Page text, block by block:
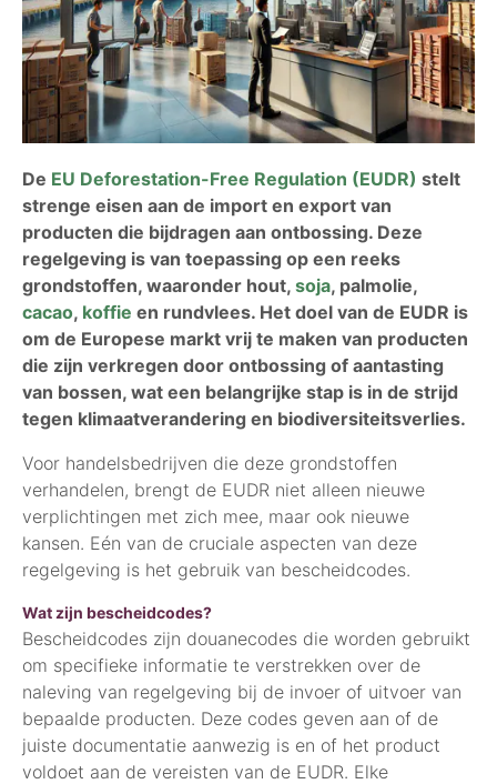
De EU Deforestation-Free Regulation (EUDR) stelt
strenge eisen aan de import en export van
producten die bijdragen aan ontbossing. Deze
regelgeving is van toepassing op een reeks
grondstoffen, waaronder hout, soja, palmolie,
cacao, koffie en rundvlees. Het doel van de EUDR is
om de Europese markt vrij te maken van producten
die zijn verkregen door ontbossing of aantasting
van bossen, wat een belangrijke stap is in de strijd
tegen klimaatverandering en biodiversiteitsverlies.
Voor handelsbedrijven die deze grondstoffen
verhandelen, brengt de EUDR niet alleen nieuwe
verplichtingen met zich mee, maar ook nieuwe
kansen. Eén van de cruciale aspecten van deze
regelgeving is het gebruik van bescheidcodes.
Wat zijn bescheidcodes?
Bescheidcodes zijn douanecodes die worden gebruikt
om specifieke informatie te verstrekken over de
naleving van regelgeving bij de invoer of uitvoer van
bepaalde producten. Deze codes geven aan of de
juiste documentatie aanwezig is en of het product
voldoet aan de vereisten van de EUDR. Elke